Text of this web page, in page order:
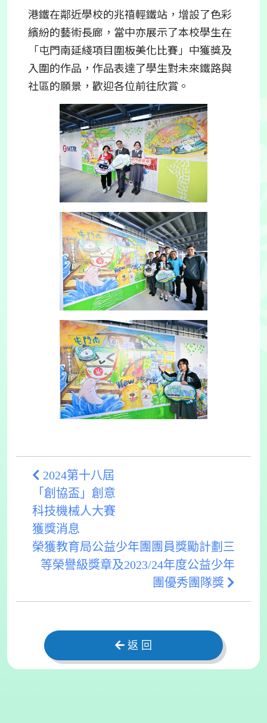
港鐵在鄰近學校的兆禧輕鐵站，增設了色彩
繽紛的藝術長廊，當中亦展示了本校學生在
「屯門南延綫項目圍板美化比賽」中獲獎及
入圍的作品，作品表達了學生對未來鐵路與
社區的願景，歡迎各位前往欣賞。
2024第十八屆
「創協盃」創意
科技機械人大賽
獲獎消息
榮獲教育局公益少年團團員獎勵計劃三
等榮譽級獎章及2023/24年度公益少年
團優秀團隊獎
返 回